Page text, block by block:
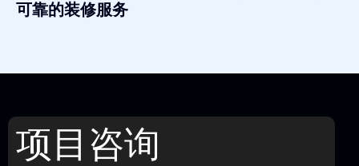
可靠的装修服务
项目咨询